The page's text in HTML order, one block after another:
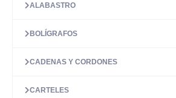
ALABASTRO
BOLÍGRAFOS
CADENAS Y CORDONES
CARTELES